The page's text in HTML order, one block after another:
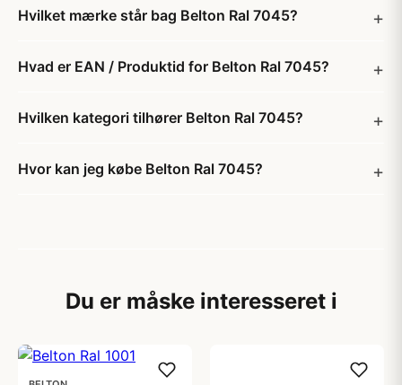
Hvilket mærke står bag Belton Ral 7045?
Hvad er EAN / Produktid for Belton Ral 7045?
Hvilken kategori tilhører Belton Ral 7045?
Hvor kan jeg købe Belton Ral 7045?
Du er måske interesseret i